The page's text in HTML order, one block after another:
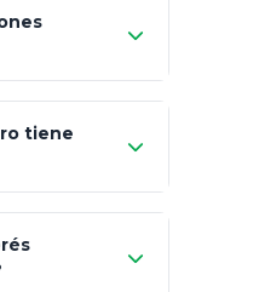
100% a tus
tiene